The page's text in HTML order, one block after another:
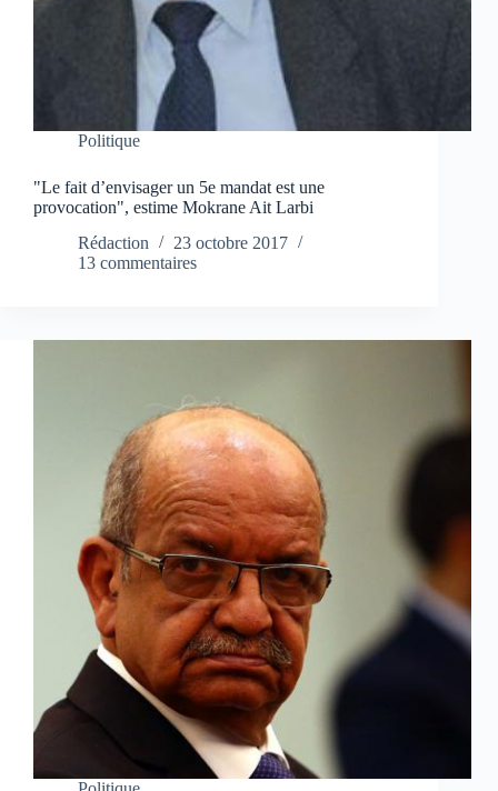
Politique
"Le fait d’envisager un 5e mandat est une
provocation", estime Mokrane Ait Larbi
Rédaction
23 octobre 2017
13 commentaires